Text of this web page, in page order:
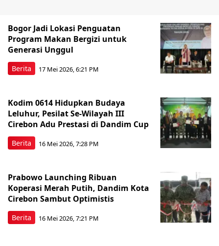
Berita
Bogor Jadi Lokasi Penguatan
Program Makan Bergizi untuk
Generasi Unggul
17 Mei 2026, 6:21 PM
Berita
Kodim 0614 Hidupkan Budaya
Leluhur, Pesilat Se-Wilayah III
Cirebon Adu Prestasi di Dandim Cup
16 Mei 2026, 7:28 PM
Berita
Prabowo Launching Ribuan
Koperasi Merah Putih, Dandim Kota
Cirebon Sambut Optimistis
16 Mei 2026, 7:21 PM